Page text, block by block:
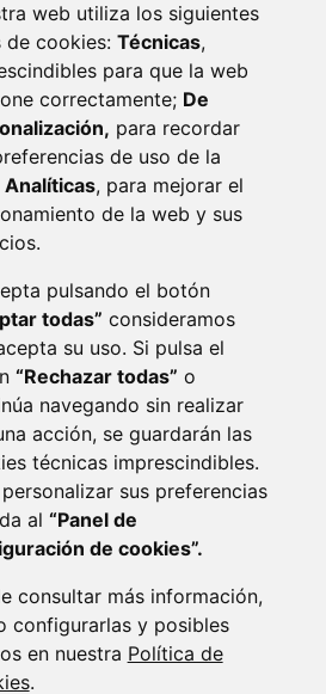
web utiliza los siguientes
de cookies: Técnicas,
para que la web
correctamente; De
para recordar
de uso de la
Analíticas, para mejorar el
de la web y sus
pulsando el botón
todas” consideramos
su uso. Si pulsa el
“Rechazar todas” o
navegando sin realizar
acción, se guardarán las
técnicas imprescindibles.
personalizar sus preferencias
al “Panel de
de cookies”.
consultar más información,
configurarlas y posibles
en nuestra Política de
.
MONZÓN - ARAGÓN (ESPAÑA)
974 400 700 ·
monzon.es
LEGAL
DE DATOS
DE COOKIES
ENLACE EXTERNO AL